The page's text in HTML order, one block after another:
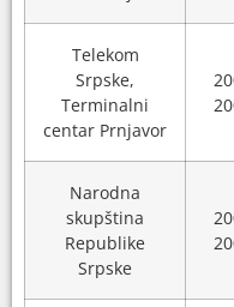
Telekom
Srpske,
Terminalni
centar Prnjavor
Narodna
skupština
Republike
Srpske